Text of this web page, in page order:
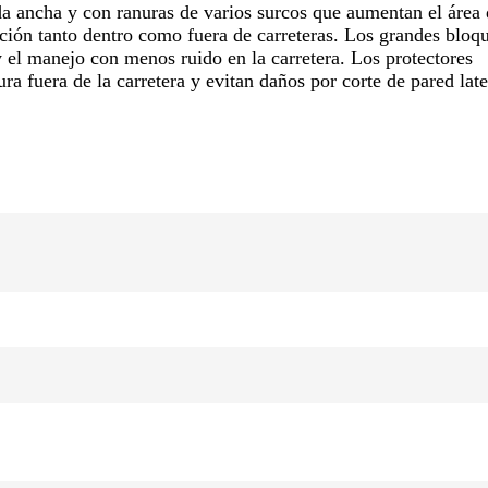
y con ranuras de varios surcos que aumentan el área
tanto dentro como fuera de carreteras. Los grandes
manejo con menos ruido en la carretera. Los protectores
fuera de la carretera y evitan daños por corte de pared